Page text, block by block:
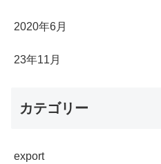
2020年6月
23年11月
カテゴリー
export